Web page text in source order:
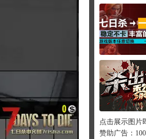
点击展示图片
赞助广告：